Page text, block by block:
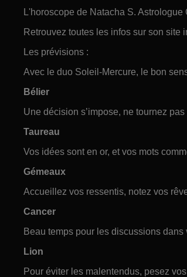
L'horoscope de Natacha S.
Retrouvez toutes les infos sur son site
Les prévisions :
Avec le duo Soleil-Mercure, le bon
Bélier
Une décision s’impose, ne tournez
Taureau
Vos idées sont en or, et vos mots
Gémeaux
Accueillez vos ressentis, notez vos
Cancer
Beau temps pour les discussions
Lion
Pour éviter les malentendus, pesez